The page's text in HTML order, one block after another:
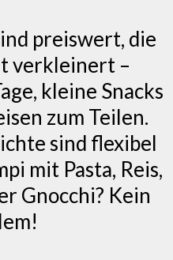
preiswert, die
verkleinert –
kleine Snacks
zum Teilen.
sind flexibel
mit Pasta, Reis,
Gnocchi? Kein